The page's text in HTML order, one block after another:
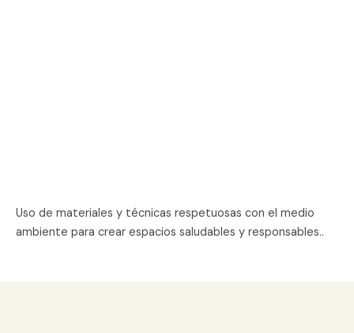
Uso de materiales y técnicas respetuosas con el medio
ambiente para crear espacios saludables y responsables..